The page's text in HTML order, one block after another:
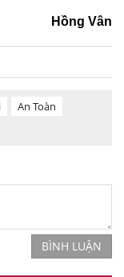
Hồng Vân
An Toàn
BÌNH LUẬN